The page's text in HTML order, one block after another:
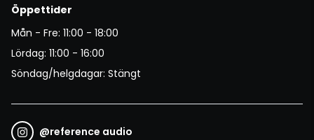
Öppettider
Mån - Fre: 11:00 - 18:00
Lördag: 11:00 - 16:00
Söndag/helgdagar: Stängt
@reference audio